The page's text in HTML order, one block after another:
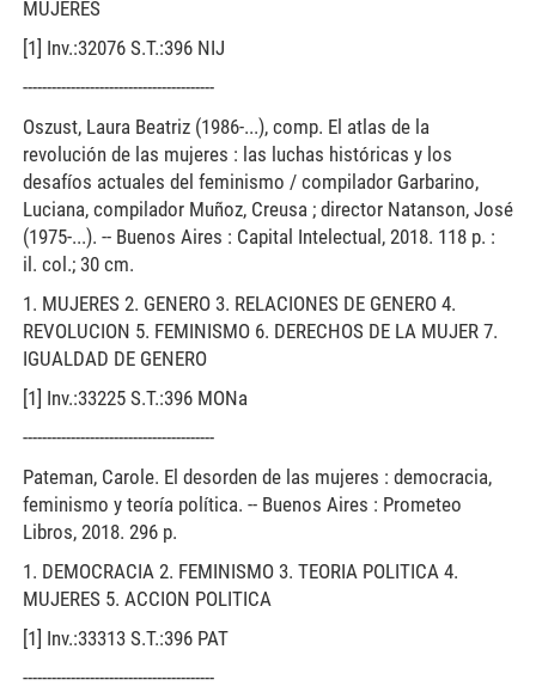
MUJERES
[1] Inv.:32076 S.T.:396 NIJ
----------------------------------------
Oszust, Laura Beatriz (1986-...), comp. El atlas de la
revolución de las mujeres : las luchas históricas y los
desafíos actuales del feminismo / compilador Garbarino,
Luciana, compilador Muñoz, Creusa ; director Natanson, José
(1975-...). -- Buenos Aires : Capital Intelectual, 2018. 118 p. :
il. col.; 30 cm.
1. MUJERES 2. GENERO 3. RELACIONES DE GENERO 4.
REVOLUCION 5. FEMINISMO 6. DERECHOS DE LA MUJER 7.
IGUALDAD DE GENERO
[1] Inv.:33225 S.T.:396 MONa
----------------------------------------
Pateman, Carole. El desorden de las mujeres : democracia,
feminismo y teoría política. -- Buenos Aires : Prometeo
Libros, 2018. 296 p.
1. DEMOCRACIA 2. FEMINISMO 3. TEORIA POLITICA 4.
MUJERES 5. ACCION POLITICA
[1] Inv.:33313 S.T.:396 PAT
----------------------------------------